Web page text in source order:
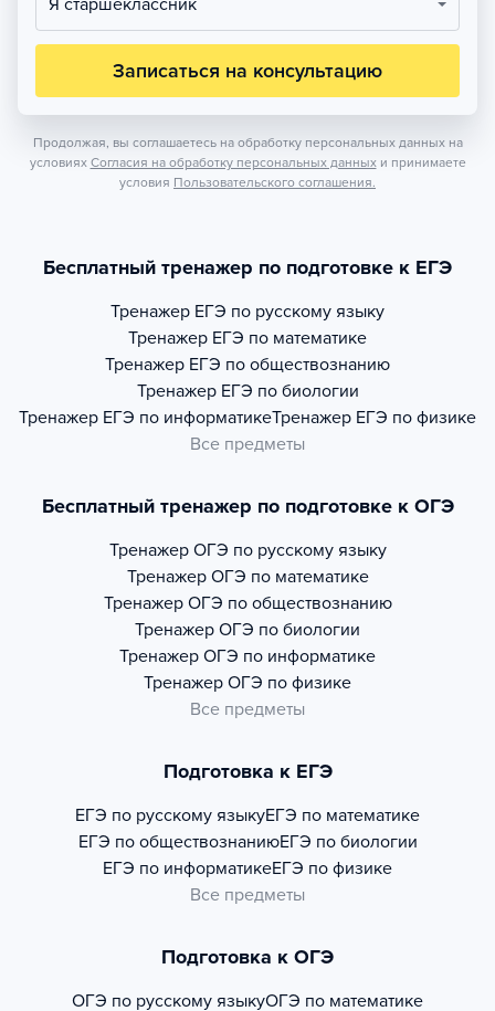
Я старшеклассник
Записаться на консультацию
Продолжая, вы соглашаетесь на обработку персональных данных на
условиях Согласия на обработку персональных данных и принимаете
условия Пользовательского соглашения.
Бесплатный тренажер по подготовке к ЕГЭ
Тренажер ЕГЭ по русскому языку
Тренажер ЕГЭ по математике
Тренажер ЕГЭ по обществознанию
Тренажер ЕГЭ по биологии
Тренажер ЕГЭ по информатикеТренажер ЕГЭ по физике
Все предметы
Бесплатный тренажер по подготовке к ОГЭ
Тренажер ОГЭ по русскому языку
Тренажер ОГЭ по математике
Тренажер ОГЭ по обществознанию
Тренажер ОГЭ по биологии
Тренажер ОГЭ по информатике
Тренажер ОГЭ по физике
Все предметы
Подготовка к ЕГЭ
ЕГЭ по русскому языкуЕГЭ по математике
ЕГЭ по обществознаниюЕГЭ по биологии
ЕГЭ по информатикеЕГЭ по физике
Все предметы
Подготовка к ОГЭ
ОГЭ по русскому языкуОГЭ по математике